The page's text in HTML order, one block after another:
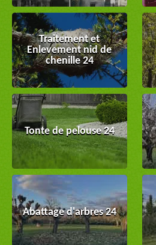
Traitement et
Enlevement nid de
chenille 24
Tonte de pelouse 24
Abattage d'arbres 24